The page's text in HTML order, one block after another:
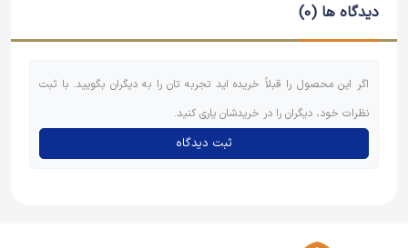
دیدگاه ها (0)
اگر این محصول را قبلاً خریده اید تجربه تان را به دیگران بگویید. با ثبت
نظرات خود، دیگران را در خریدشان یاری کنید.
ثبت دیدگاه